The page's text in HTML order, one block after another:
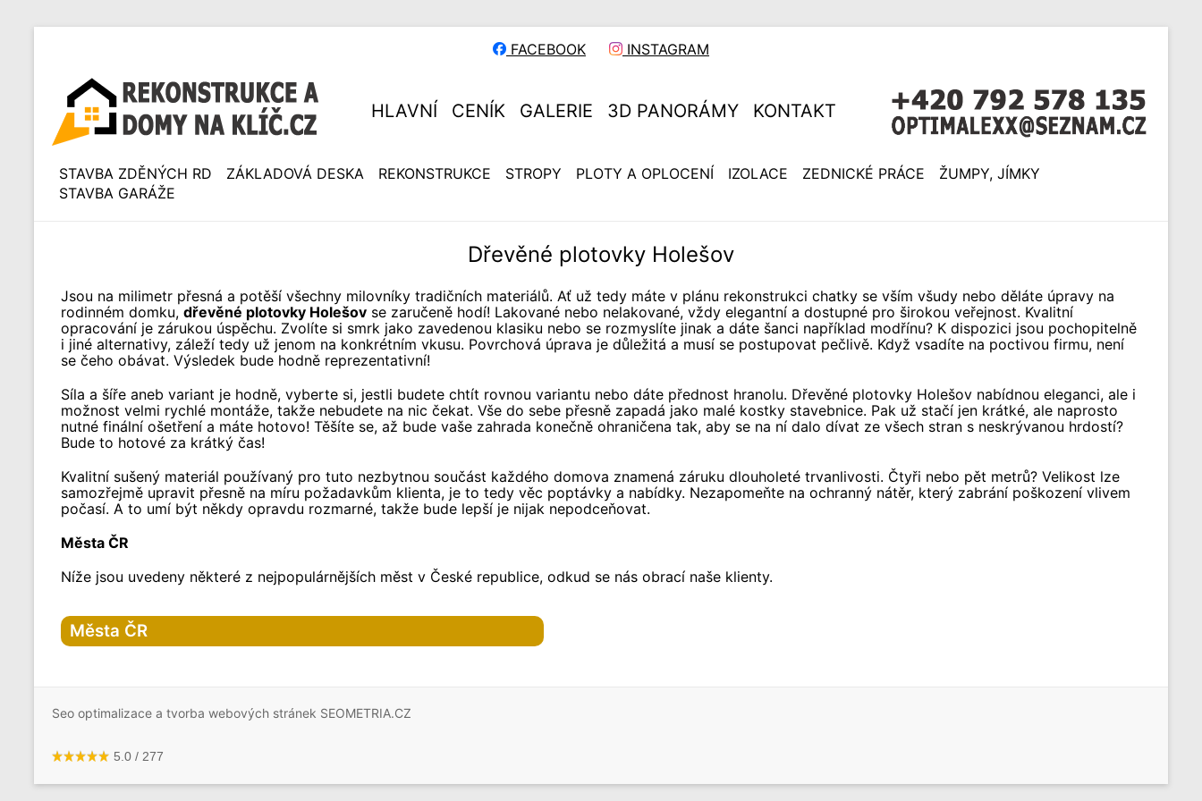
FACEBOOK INSTAGRAM
HLAVNÍ CENÍK GALERIE 3D PANORÁMY KONTAKT
STAVBA ZDĚNÝCH RD ZÁKLADOVÁ DESKA REKONSTRUKCE STROPY PLOTY A OPLOCENÍ IZOLACE ZEDNICKÉ PRÁCE
ŽUMPY, JÍMKY
STAVBA GARÁŽE
Dřevěné plotovky Holešov
Jsou na milimetr přesná a potěší všechny milovníky tradičních materiálů. Ať už tedy máte v plánu rekonstrukci chatky se vším všudy nebo děláte úpravy na
rodinném domku, dřevěné plotovky Holešov se zaručeně hodí! Lakované nebo nelakované, vždy elegantní a dostupné pro širokou veřejnost. Kvalitní
opracování je zárukou úspěchu. Zvolíte si smrk jako zavedenou klasiku nebo se rozmyslíte jinak a dáte šanci například modřínu? K dispozici jsou pochopitelně
i jiné alternativy, záleží tedy už jenom na konkrétním vkusu. Povrchová úprava je důležitá a musí se postupovat pečlivě. Když vsadíte na poctivou firmu, není
se čeho obávat. Výsledek bude hodně reprezentativní!
Síla a šíře aneb variant je hodně, vyberte si, jestli budete chtít rovnou variantu nebo dáte přednost hranolu. Dřevěné plotovky Holešov nabídnou eleganci, ale i
možnost velmi rychlé montáže, takže nebudete na nic čekat. Vše do sebe přesně zapadá jako malé kostky stavebnice. Pak už stačí jen krátké, ale naprosto
nutné finální ošetření a máte hotovo! Těšíte se, až bude vaše zahrada konečně ohraničena tak, aby se na ní dalo dívat ze všech stran s neskrývanou hrdostí?
Bude to hotové za krátký čas!
Kvalitní sušený materiál používaný pro tuto nezbytnou součást každého domova znamená záruku dlouholeté trvanlivosti. Čtyři nebo pět metrů? Velikost lze
samozřejmě upravit přesně na míru požadavkům klienta, je to tedy věc poptávky a nabídky. Nezapomeňte na ochranný nátěr, který zabrání poškození vlivem
počasí. A to umí být někdy opravdu rozmarné, takže bude lepší je nijak nepodceňovat.
Města ČR
Níže jsou uvedeny některé z nejpopulárnějších měst v České republice, odkud se nás obrací naše klienty.
Města ČR
Praha-1
Praha-4
Praha-6
Seo optimalizace a tvorba webových stránek SEOMETRIA.CZ
5.0 / 277